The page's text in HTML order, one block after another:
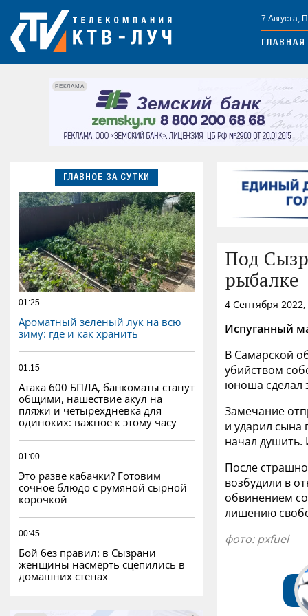
7 Августа,
ГЛАВНАЯ
РЕКЛАМА
ГЛАВНОЕ ЗА СУТКИ
01:25
Ароматный зеленый лук на всю
зиму: где и как хранить
01:15
Атака 600 БПЛА, банкоматы станут
общими, нашествие акул на
пляжи и четырехдневка для
одиноких: важное к этому часу
01:00
Это разве кабачки? Готовим
сочное блюдо с румяной сырной
корочкой
00:45
Бой без правил: в Сызрани
женщины насмерть сцепились в
домашних стенах
Под
рыбалке
4 Сентября
Испуганный
В Самарской
убийством
юноша сделал
Замечание
и ударил сына
начал душить.
После
возбудили в
обвинением
лишению
фото: pxfuel